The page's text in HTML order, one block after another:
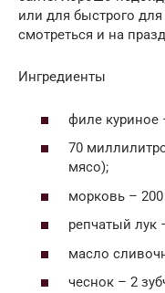
или для быстрого для
смотреться и на
Ингредиенты
филе куриное
70
мясо);
морковь –
репчатый лук
масло
чеснок – 2